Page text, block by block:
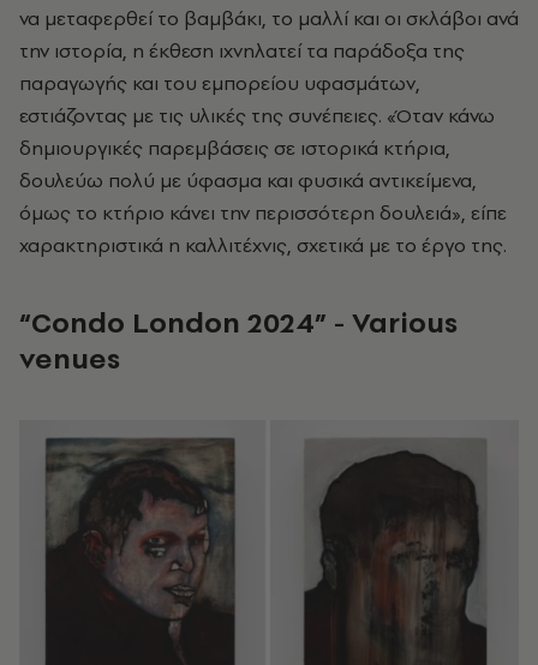
να μεταφερθεί το βαμβάκι, το μαλλί και οι σκλάβοι ανά
την ιστορία, η έκθεση ιχνηλατεί τα παράδοξα της
παραγωγής και του εμπορείου υφασμάτων,
εστιάζοντας με τις υλικές της συνέπειες. «Όταν κάνω
δημιουργικές παρεμβάσεις σε ιστορικά κτήρια,
δουλεύω πολύ με ύφασμα και φυσικά αντικείμενα,
όμως το κτήριο κάνει την περισσότερη δουλειά», είπε
χαρακτηριστικά η καλλιτέχνις, σχετικά με το έργο της.
“Condo London 2024” - Various
venues